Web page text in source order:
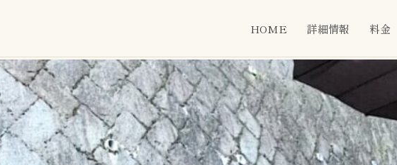
HOME 詳細情報 料金